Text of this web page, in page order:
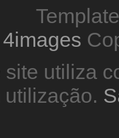
4images
utiliza